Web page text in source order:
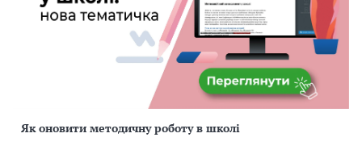
Як оновити методичну роботу в школі